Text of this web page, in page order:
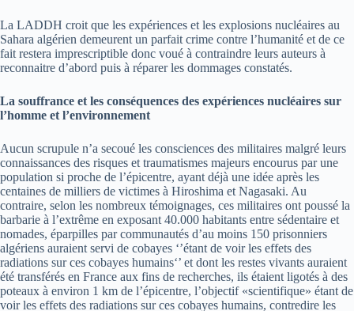
La LADDH croit que les expériences et les explosions nucléaires au
Sahara algérien demeurent un parfait crime contre l’humanité et de ce
fait restera imprescriptible donc voué à contraindre leurs auteurs à
reconnaitre d’abord puis à réparer les dommages constatés.
La souffrance et les conséquences des expériences nucléaires sur
l’homme et l’environnement
Aucun scrupule n’a secoué les consciences des militaires malgré leurs
connaissances des risques et traumatismes majeurs encourus par une
population si proche de l’épicentre, ayant déjà une idée après les
centaines de milliers de victimes à Hiroshima et Nagasaki. Au
contraire, selon les nombreux témoignages, ces militaires ont poussé la
barbarie à l’extrême en exposant 40.000 habitants entre sédentaire et
nomades, éparpilles par communautés d’au moins 150 prisonniers
algériens auraient servi de cobayes ‘’étant de voir les effets des
radiations sur ces cobayes humains‘’ et dont les restes vivants auraient
été transférés en France aux fins de recherches, ils étaient ligotés à des
poteaux à environ 1 km de l’épicentre, l’objectif «scientifique» étant de
voir les effets des radiations sur ces cobayes humains, contredire les